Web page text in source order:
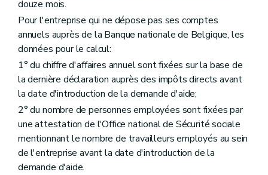
douze mois.
Pour l'entreprise qui ne dépose pas ses comptes
annuels auprès de la Banque nationale de Belgique, les
données pour le calcul:
1° du chiffre d'affaires annuel sont fixées sur la base de
la dernière déclaration auprès des impôts directs avant
la date d'introduction de la demande d'aide;
2° du nombre de personnes employées sont fixées par
une attestation de l'Office national de Sécurité sociale
mentionnant le nombre de travailleurs employés au sein
de l'entreprise avant la date d'introduction de la
demande d'aide.